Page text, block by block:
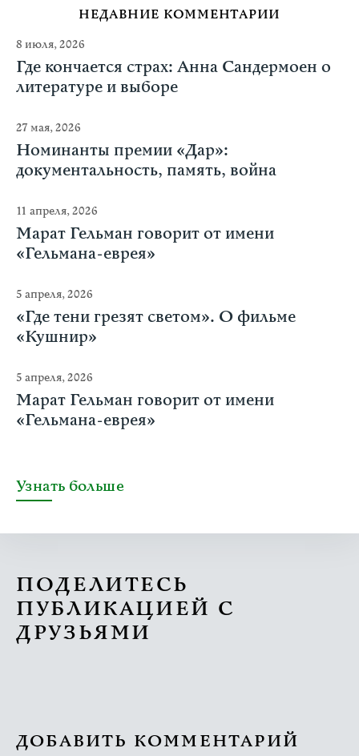
НЕДАВНИЕ КОММЕНТАРИИ
8 июля, 2026
Где кончается страх: Анна Сандермоен о
литературе и выборе
27 мая, 2026
Номинанты премии «Дар»:
документальность, память, война
11 апреля, 2026
Марат Гельман говорит от имени
«Гельмана-еврея»
5 апреля, 2026
«Где тени грезят светом». О фильме
«Кушнир»
5 апреля, 2026
Марат Гельман говорит от имени
«Гельмана-еврея»
Узнать больше
ПОДЕЛИТЕСЬ
ПУБЛИКАЦИЕЙ С
ДРУЗЬЯМИ
ДОБАВИТЬ КОММЕНТАРИЙ